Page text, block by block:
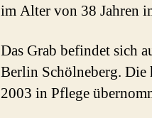
im Alter von 38 Jahren
Das Grab befindet sich
Berlin Schölneberg. Die
2003 in Pflege